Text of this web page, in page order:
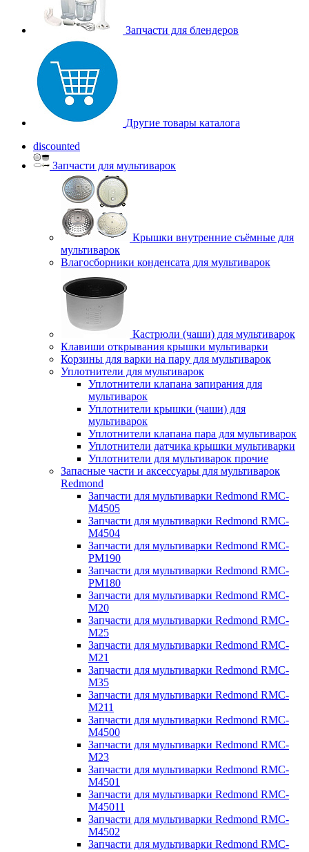
Запчасти для блендеров
Другие товары каталога
discounted
Запчасти для мультиварок
Крышки внутренние съёмные для
мультиварок
Влагосборники конденсата для мультиварок
Кастрюли (чаши) для мультиварок
Клавиши открывания крышки мультиварки
Корзины для варки на пару для мультиварок
Уплотнители для мультиварок
Уплотнители клапана запирания для
мультиварок
Уплотнители крышки (чаши) для
мультиварок
Уплотнители клапана пара для мультиварок
Уплотнители датчика крышки мультиварки
Уплотнители для мультиварок прочие
Запасные части и аксессуары для мультиварок
Redmond
Запчасти для мультиварки Redmond RMC-
M4505
Запчасти для мультиварки Redmond RMC-
M4504
Запчасти для мультиварки Redmond RMC-
PM190
Запчасти для мультиварки Redmond RMC-
PM180
Запчасти для мультиварки Redmond RMC-
M20
Запчасти для мультиварки Redmond RMC-
M25
Запчасти для мультиварки Redmond RMC-
M21
Запчасти для мультиварки Redmond RMC-
M35
Запчасти для мультиварки Redmond RMC-
M211
Запчасти для мультиварки Redmond RMC-
M4500
Запчасти для мультиварки Redmond RMC-
M23
Запчасти для мультиварки Redmond RMC-
M4501
Запчасти для мультиварки Redmond RMC-
M45011
Запчасти для мультиварки Redmond RMC-
M4502
Запчасти для мультиварки Redmond RMC-